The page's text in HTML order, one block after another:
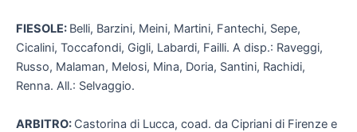
FIESOLE: Belli, Barzini, Meini, Martini, Fantechi, Sepe,
Cicalini, Toccafondi, Gigli, Labardi, Failli. A disp.: Raveggi,
Russo, Malaman, Melosi, Mina, Doria, Santini, Rachidi,
Renna. All.: Selvaggio.
ARBITRO: Castorina di Lucca, coad. da Cipriani di Firenze e